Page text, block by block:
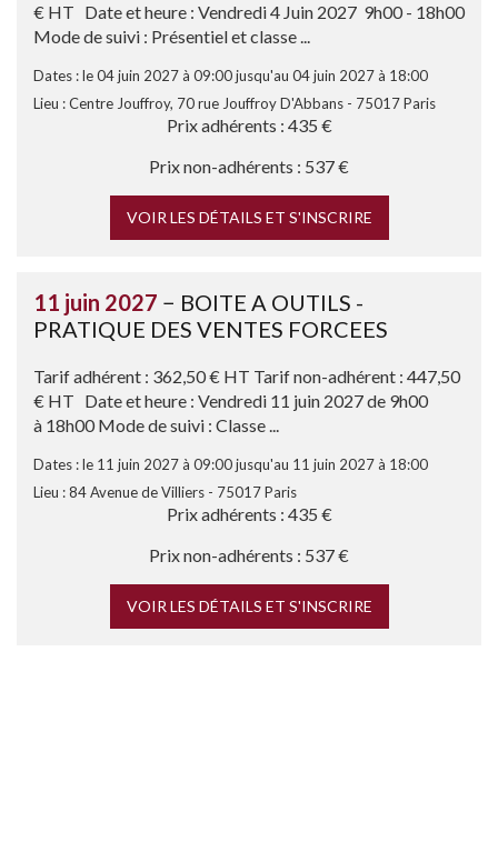
€ HT Date et heure : Vendredi 4 Juin 2027 9h00 - 18h00
Mode de suivi : Présentiel et classe ...
Dates : le 04 juin 2027 à 09:00 jusqu'au 04 juin 2027 à 18:00
Lieu : Centre Jouffroy, 70 rue Jouffroy D'Abbans - 75017 Paris
Prix adhérents : 435 €
Prix non-adhérents : 537 €
VOIR LES DÉTAILS ET S'INSCRIRE
11 juin 2027 − BOITE A OUTILS -
PRATIQUE DES VENTES FORCEES
Tarif adhérent : 362,50 € HT Tarif non-adhérent : 447,50
€ HT Date et heure : Vendredi 11 juin 2027 de 9h00
à 18h00 Mode de suivi : Classe ...
Dates : le 11 juin 2027 à 09:00 jusqu'au 11 juin 2027 à 18:00
Lieu : 84 Avenue de Villiers - 75017 Paris
Prix adhérents : 435 €
Prix non-adhérents : 537 €
VOIR LES DÉTAILS ET S'INSCRIRE